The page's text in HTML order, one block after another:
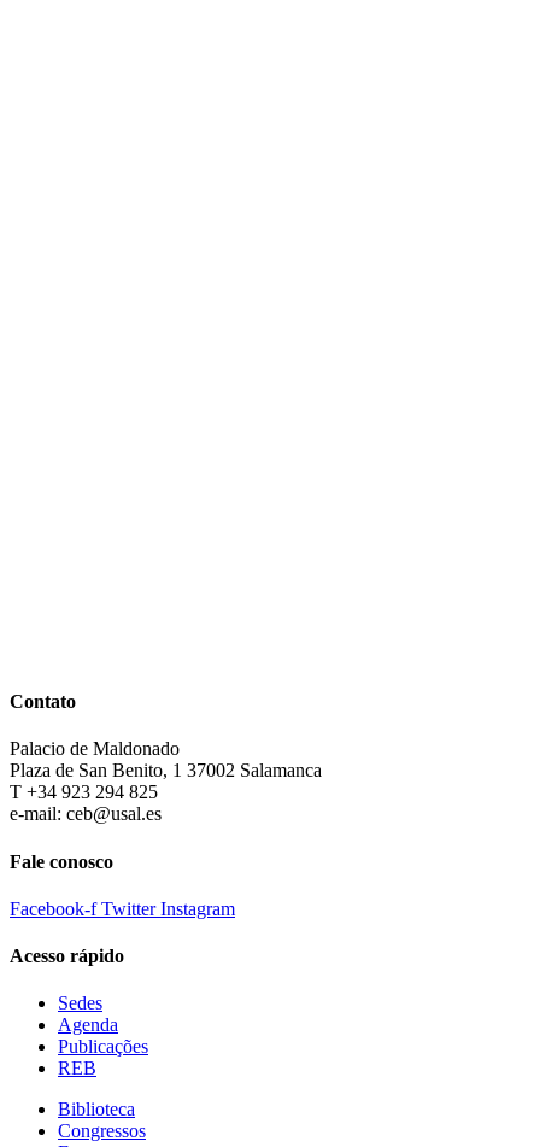
Contato
Palacio de Maldonado
Plaza de San Benito, 1 37002 Salamanca
T +34 923 294 825
e-mail: ceb@usal.es
Fale conosco
Facebook-f Twitter Instagram
Acesso rápido
Sedes
Agenda
Publicações
REB
Biblioteca
Congressos